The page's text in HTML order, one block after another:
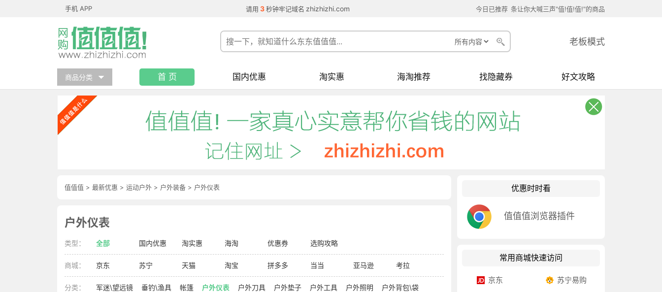
手机 APP 请用 3 秒钟牢记域名 zhizhizhi.com 今日已推荐 条让你大喊三声"值!值!值!"的商品
老板模式
商品分类 首 页 国内优惠 淘实惠 海淘推荐 找隐藏券 好文攻略
值值值 > 最新优惠 > 运动户外 > 户外装备 > 户外仪表
户外仪表
类型： 全部 国内优惠 淘实惠 海淘 优惠券 选购攻略
商城： 京东 苏宁 天猫 淘宝 拼多多 当当 亚马逊 考拉
分类： 军迷\望远镜 垂钓\渔具 帐篷 户外仪表 户外刀具 户外垫子 户外工具 户外照明
户外背包\袋
优惠时时看
值值值浏览器插件
常用商城快速访问
京东
苏宁易购